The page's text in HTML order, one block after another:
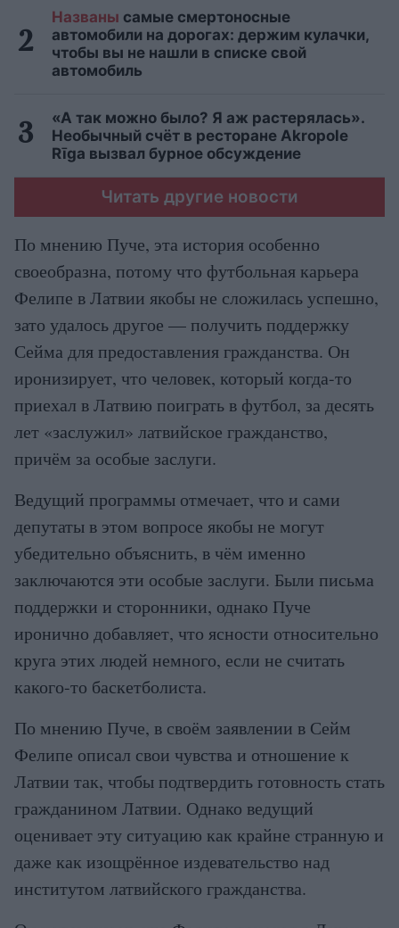
Названы самые смертоносные
автомобили на дорогах: держим кулачки,
чтобы вы не нашли в списке свой
автомобиль
«А так можно было? Я аж растерялась».
Необычный счёт в ресторане Akropole
Rīga вызвал бурное обсуждение
Читать другие новости
По мнению Пуче, эта история особенно
своеобразна, потому что футбольная карьера
Фелипе в Латвии якобы не сложилась успешно,
зато удалось другое — получить поддержку
Сейма для предоставления гражданства. Он
иронизирует, что человек, который когда-то
приехал в Латвию поиграть в футбол, за десять
лет «заслужил» латвийское гражданство,
причём за особые заслуги.
Ведущий программы отмечает, что и сами
депутаты в этом вопросе якобы не могут
убедительно объяснить, в чём именно
заключаются эти особые заслуги. Были письма
поддержки и сторонники, однако Пуче
иронично добавляет, что ясности относительно
круга этих людей немного, если не считать
какого-то баскетболиста.
По мнению Пуче, в своём заявлении в Сейм
Фелипе описал свои чувства и отношение к
Латвии так, чтобы подтвердить готовность стать
гражданином Латвии. Однако ведущий
оценивает эту ситуацию как крайне странную и
даже как изощрённое издевательство над
институтом латвийского гражданства.